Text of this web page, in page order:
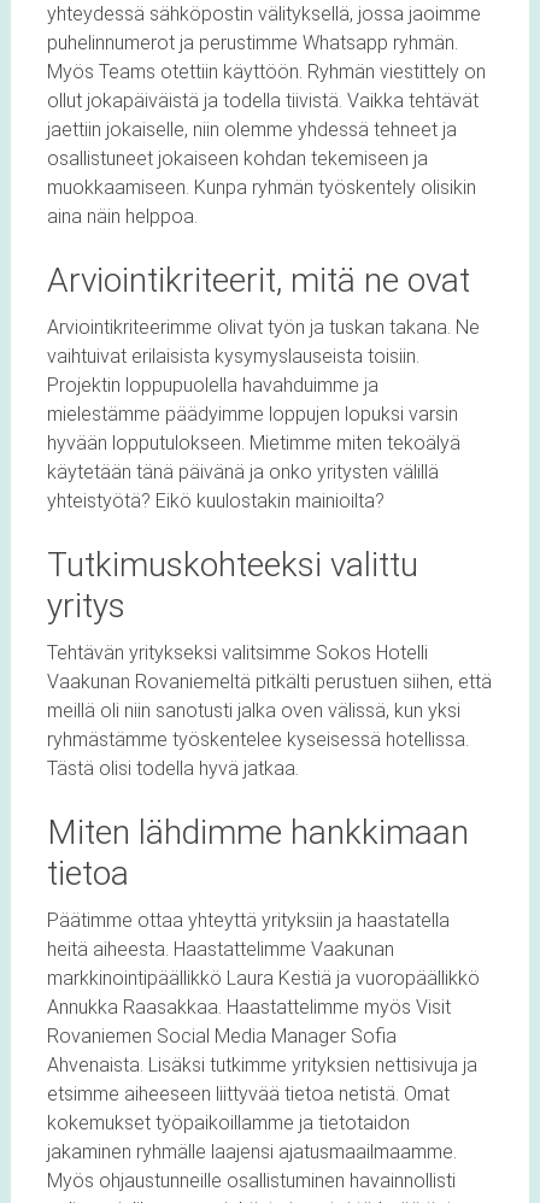
yhteydessä sähköpostin välityksellä, jossa jaoimme
puhelinnumerot ja perustimme Whatsapp ryhmän.
Myös Teams otettiin käyttöön. Ryhmän viestittely on
ollut jokapäiväistä ja todella tiivistä. Vaikka tehtävät
jaettiin jokaiselle, niin olemme yhdessä tehneet ja
osallistuneet jokaiseen kohdan tekemiseen ja
muokkaamiseen. Kunpa ryhmän työskentely olisikin
aina näin helppoa.
Arviointikriteerit, mitä ne ovat
Arviointikriteerimme olivat työn ja tuskan takana. Ne
vaihtuivat erilaisista kysymyslauseista toisiin.
Projektin loppupuolella havahduimme ja
mielestämme päädyimme loppujen lopuksi varsin
hyvään lopputulokseen. Mietimme miten tekoälyä
käytetään tänä päivänä ja onko yritysten välillä
yhteistyötä? Eikö kuulostakin mainioilta?
Tutkimuskohteeksi valittu
yritys
Tehtävän yritykseksi valitsimme Sokos Hotelli
Vaakunan Rovaniemeltä pitkälti perustuen siihen, että
meillä oli niin sanotusti jalka oven välissä, kun yksi
ryhmästämme työskentelee kyseisessä hotellissa.
Tästä olisi todella hyvä jatkaa.
Miten lähdimme hankkimaan
tietoa
Päätimme ottaa yhteyttä yrityksiin ja haastatella
heitä aiheesta. Haastattelimme Vaakunan
markkinointipäällikkö Laura Kestiä ja vuoropäällikkö
Annukka Raasakkaa. Haastattelimme myös Visit
Rovaniemen Social Media Manager Sofia
Ahvenaista. Lisäksi tutkimme yrityksien nettisivuja ja
etsimme aiheeseen liittyvää tietoa netistä. Omat
kokemukset työpaikoillamme ja tietotaidon
jakaminen ryhmälle laajensi ajatusmaailmaamme.
Myös ohjaustunneille osallistuminen havainnollisti